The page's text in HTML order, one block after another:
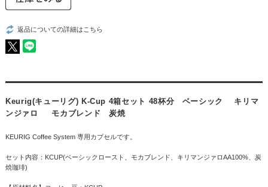
返品についての詳細はこちら
Keurig(キューリグ) K-Cup 4箱セット 48杯分 ベーシック キリマ
ンジァロ モカブレンド 炭焼
KEURIG Coffee System 専用カプセルです。
セット内容：KCUP(ベーシックロースト、モカブレンド、キリマンジァロAA100%、炭
焼珈琲)